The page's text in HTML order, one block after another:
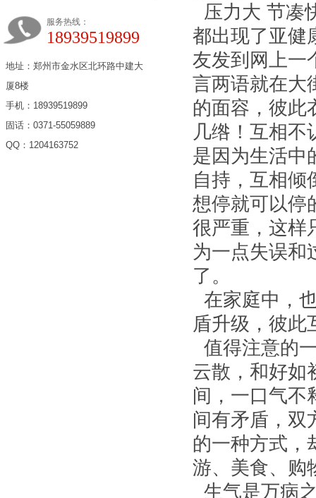
服务热线：
18939519899
地址：郑州市金水区北环路中建大
厦8楼
手机：18939519899
固话：0371-55059889
QQ：1204163752
压力大 节凑
都出现了亚健
友发到网上一
言两语就在大
的面容，彼此
几绺！互相
是因为生活中
自持，互相倾
想停就可以停
很严重，这样
为一点失误和
了。
在家庭中，
盾升级，彼此
值得注意的
云散，和好如
间，一口气不
间有矛盾，双
的一种方式，
游、美食、购
生气是万病